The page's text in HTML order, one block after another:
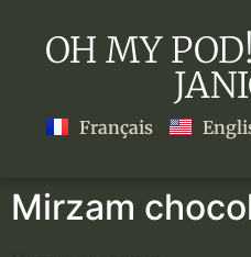
OH MY
Français
Mirzam